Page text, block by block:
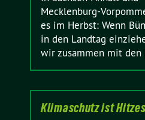
Mecklenburg-
es im Herbst: Wenn
in den Landtag
wir zusammen mit den
Klimaschutz ist